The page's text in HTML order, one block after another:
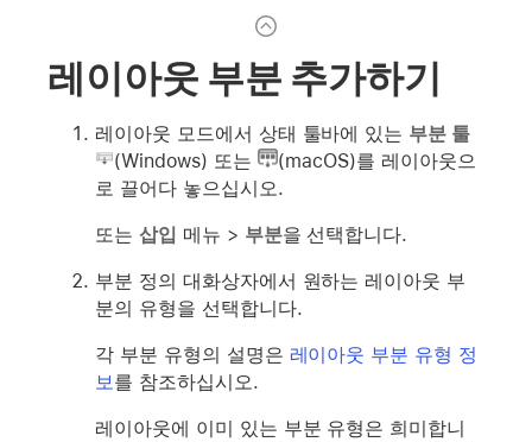
레이아웃 부분 추가하기
레이아웃 모드에서 상태 툴바에 있는 부분 툴
(Windows) 또는
(macOS)를 레이아웃으
로 끌어다 놓으십시오.
또는 삽입 메뉴 > 부분을 선택합니다.
부분 정의 대화상자에서 원하는 레이아웃 부
분의 유형을 선택합니다.
각 부분 유형의 설명은 레이아웃 부분 유형 정
보를 참조하십시오.
레이아웃에 이미 있는 부분 유형은 희미합니